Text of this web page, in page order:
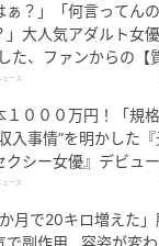
ぁ？」「何言ってん
」大人気アダルト女
た、ファンからの【
ュース
１０００万円！「規格
入事情”を明かした『
クシー女優』デビュ
０万本”を記録した
ュース
か月で20キロ増えた
で副作用…容姿が変わ